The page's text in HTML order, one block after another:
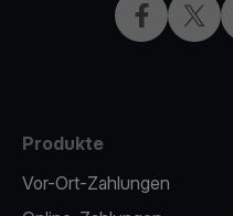
Facebook
X
Produkte
Vor-Ort-Zahlungen